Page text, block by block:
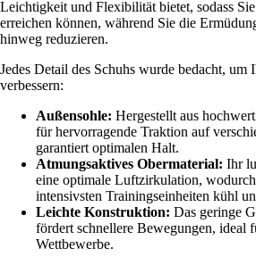
Leichtigkeit und Flexibilität bietet, sodass
erreichen können, während Sie die
hinweg reduzieren.
Jedes Detail des Schuhs wurde bedacht, um
verbessern:
Außensohle: Hergestellt aus
für hervorragende Traktion auf
garantiert optimalen Halt.
Atmungsaktives Obermaterial: Ihr
eine optimale Luftzirkulation,
intensivsten Trainingseinheiten kühl
Leichte Konstruktion: Das geringe
fördert schnellere Bewegungen, ideal
Wettbewerbe.